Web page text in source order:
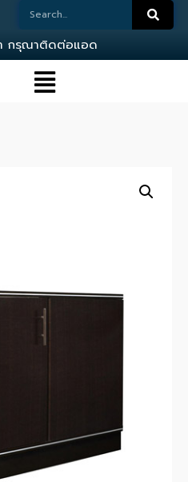
กรณาตดตอแอดม